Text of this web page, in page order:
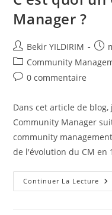
Manager ?
Auteur/autrice
de
la
publication :
Bekir YILDIRIM
Post
category:
Community
Commentaires
publication :
0 commentaire
Dans cet article de
Community Manager
community
de l'évolution du CM en
Continuer La Lecture